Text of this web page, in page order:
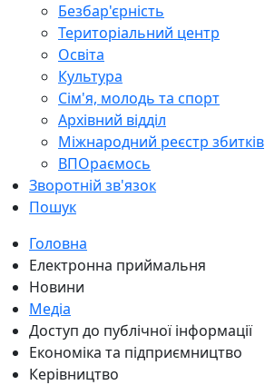
Безбар'єрність
Територіальний центр
Освіта
Культура
Сім'я, молодь та спорт
Архівний відділ
Міжнародний реєстр збитків
ВПОраємось
Зворотній зв'язок
Пошук
Головна
Електронна приймальня
Новини
Медіа
Доступ до публічної інформації
Економіка та підприємництво
Керівництво